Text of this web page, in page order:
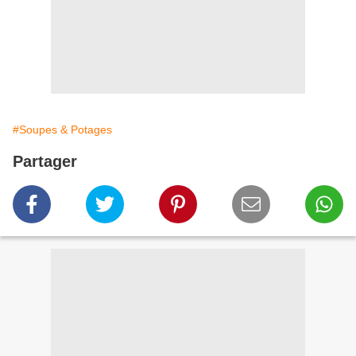
#Soupes & Potages
Partager